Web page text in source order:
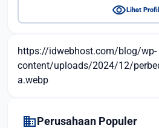
visibilityLihat Profil
https://idwebhost.com/blog/wp-
content/uploads/2024/12/
a.webp
domainPerusahaan Populer